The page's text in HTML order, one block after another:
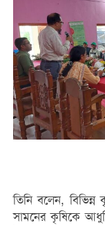
তিনি বলেন,
সামনের কৃষিকে